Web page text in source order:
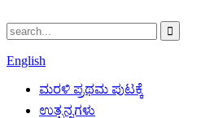
English
ಮರಳಿ ಪ್ರಥಮ ಪುಟಕ್ಕೆ
ಉತ್ಪನ್ನಗಳು